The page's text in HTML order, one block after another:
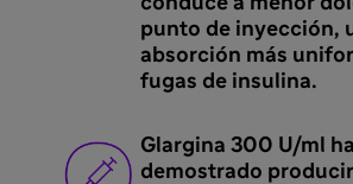
punto de inyección,
absorción más
fugas de insulina.
Glargina 300 U/ml ha
demostrado